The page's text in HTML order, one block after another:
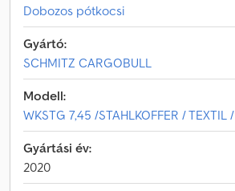
Dobozos pótkocsi
Gyártó:
SCHMITZ CARGOBULL
Modell:
WKSTG 7,45 /STAHLKOFFER / TEXTIL
Gyártási év:
2020